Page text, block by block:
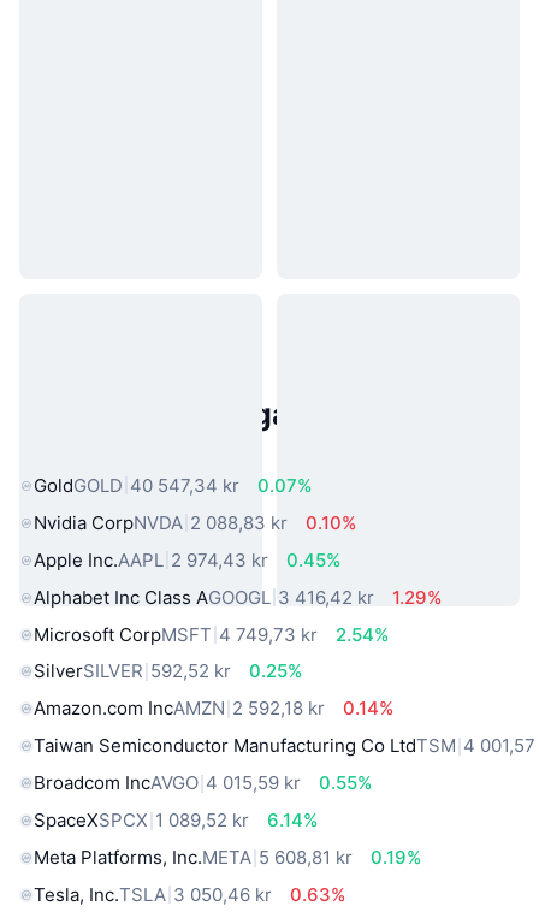
Populära tillgångar från den
GoldGOLD 40 547,34 kr
0.07%
Nvidia CorpNVDA 2 088,83 kr
0.10%
Apple Inc.AAPL 2 974,43 kr
0.45%
Alphabet Inc Class AGOOGL 3 416,42 kr
1.29%
Microsoft CorpMSFT 4 749,73 kr
2.54%
SilverSILVER 592,52 kr
0.25%
Amazon.com IncAMZN 2 592,18 kr
0.14%
Taiwan Semiconductor Manufacturing Co LtdTSM 4
Broadcom IncAVGO 4 015,59 kr
0.55%
SpaceXSPCX 1 089,52 kr
6.14%
Meta Platforms, Inc.META 5 608,81 kr
0.19%
Tesla, Inc.TSLA 3 050,46 kr
0.63%